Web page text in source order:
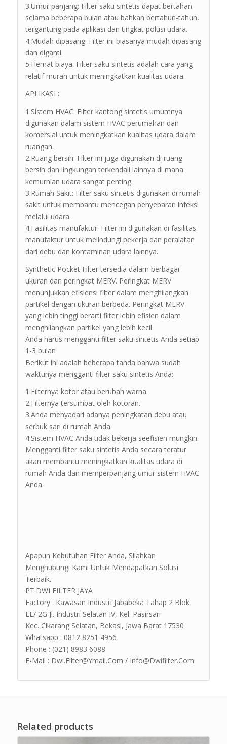
3.Umur panjang: Filter saku sintetis dapat bertahan
selama beberapa bulan atau bahkan bertahun-tahun,
tergantung pada aplikasi dan tingkat polusi udara.
4.Mudah dipasang: Filter ini biasanya mudah dipasang
dan diganti.
5.Hemat biaya: Filter saku sintetis adalah cara yang
relatif murah untuk meningkatkan kualitas udara.
APLIKASI :
1.Sistem HVAC: Filter kantong sintetis umumnya
digunakan dalam sistem HVAC perumahan dan
komersial untuk meningkatkan kualitas udara dalam
ruangan.
2.Ruang bersih: Filter ini juga digunakan di ruang
bersih dan lingkungan terkendali lainnya di mana
kemurnian udara sangat penting.
3.Rumah Sakit: Filter saku sintetis digunakan di rumah
sakit untuk membantu mencegah penyebaran infeksi
melalui udara.
4.Fasilitas manufaktur: Filter ini digunakan di fasilitas
manufaktur untuk melindungi pekerja dan peralatan
dari debu dan kontaminan udara lainnya.
Synthetic Pocket Filter tersedia dalam berbagai
ukuran dan peringkat MERV. Peringkat MERV
menunjukkan efisiensi filter dalam menghilangkan
partikel dengan ukuran berbeda. Peringkat MERV
yang lebih tinggi berarti filter lebih efisien dalam
menghilangkan partikel yang lebih kecil.
Anda harus mengganti filter saku sintetis Anda setiap
1-3 bulan
Berikut ini adalah beberapa tanda bahwa sudah
waktunya mengganti filter saku sintetis Anda:
1.Filternya kotor atau berubah warna.
2.Filternya tersumbat oleh kotoran.
3.Anda menyadari adanya peningkatan debu atau
serbuk sari di rumah Anda.
4.Sistem HVAC Anda tidak bekerja seefisien mungkin.
Mengganti filter saku sintetis Anda secara teratur
akan membantu meningkatkan kualitas udara di
rumah Anda dan memperpanjang umur sistem HVAC
Anda.
Apapun Kebutuhan Filter Anda, Silahkan
Menghubungi Kami Untuk Mendapatkan Solusi
Terbaik.
PT.DWI FILTER JAYA
Factory : Kawasan Industri Jababeka Tahap 2 Blok
EE/ 2G Jl. Industri Selatan IV, Kel. Pasirsari
Kec. Cikarang Selatan, Bekasi, Jawa Barat 17530
Whatsapp : 0812 8251 4956
Phone : (021) 8983 6088
E-Mail : Dwi.Filter@Ymail.Com / Info@Dwifilter.Com
Related products